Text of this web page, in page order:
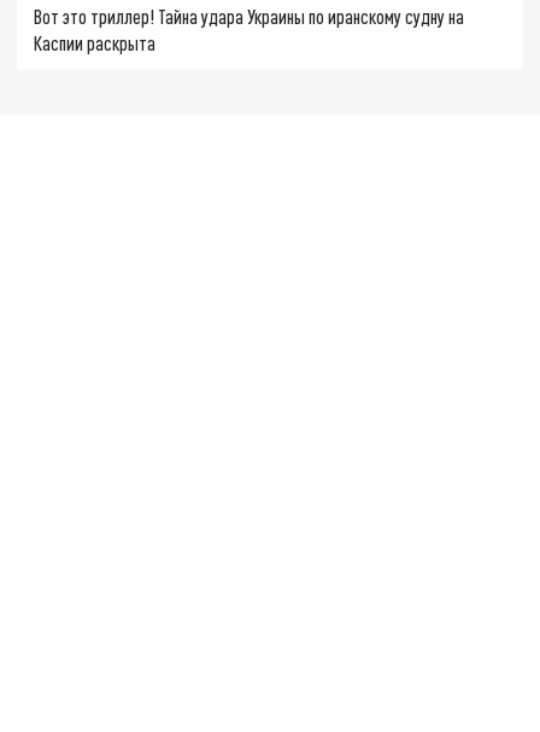
Вот это триллер! Тайна удара Украины по иранскому судну на
Каспии раскрыта